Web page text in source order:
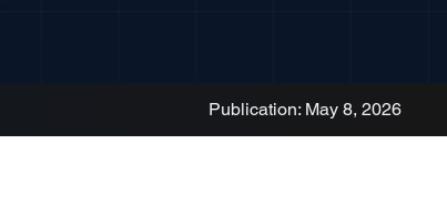
Publication: May 8, 2026